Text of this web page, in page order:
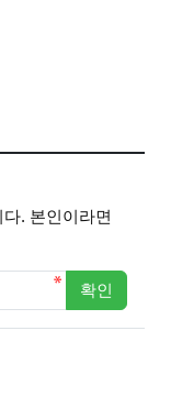
. 본인이라면
확인